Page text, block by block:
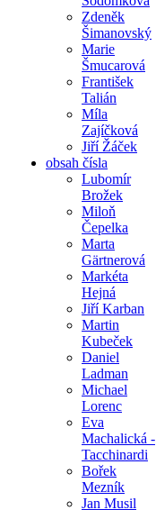
Zdeněk
Šimanovský
Marie
Šmucarová
František
Talián
Míla
Zajíčková
Jiří Žáček
obsah čísla
Lubomír
Brožek
Miloň
Čepelka
Marta
Gärtnerová
Markéta
Hejná
Jiří Karban
Martin
Kubeček
Daniel
Ladman
Michael
Lorenc
Eva
Machalická -
Tacchinardi
Bořek
Mezník
Jan Musil